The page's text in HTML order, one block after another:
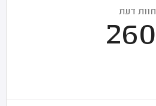
חוות דעת
260